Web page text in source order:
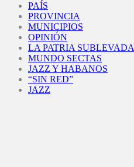
PAÍS
PROVINCIA
MUNICIPIOS
OPINIÓN
LA PATRIA SUBLEVADA
MUNDO SECTAS
JAZZ Y HABANOS
“SIN RED”
JAZZ